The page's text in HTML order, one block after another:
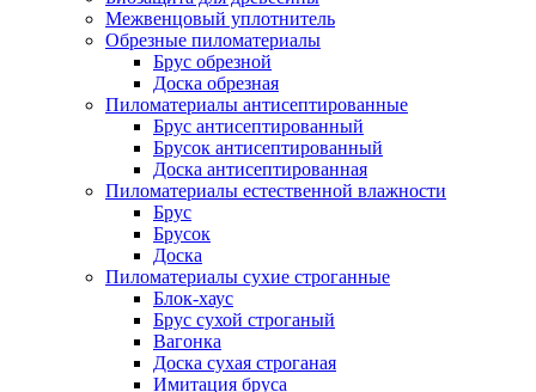
Межвенцовый уплотнитель
Обрезные пиломатериалы
Брус обрезной
Доска обрезная
Пиломатериалы антисептированные
Брус антисептированный
Брусок антисептированный
Доска антисептированная
Пиломатериалы естественной влажности
Брус
Брусок
Доска
Пиломатериалы сухие строганные
Блок-хаус
Брус сухой строганый
Вагонка
Доска сухая строганая
Имитация бруса